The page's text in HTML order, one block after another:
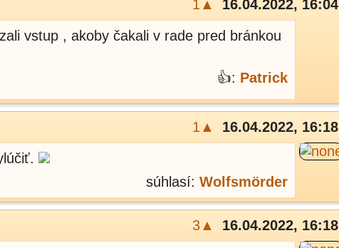
1▲
16.04.2022, 16:04
vstup , akoby čakali v rade pred bránkou
👍: Patrick
1▲
16.04.2022, 16:18
súhlasí: Wolfsmörder
3▲
16.04.2022, 16:18